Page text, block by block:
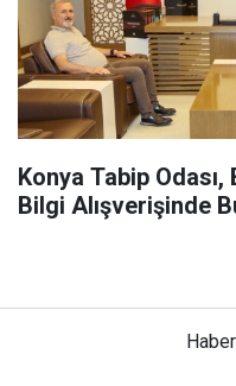
Konya Tabip Odası, Başkan Pekyatırmacı’yla
Bilgi Alışverişinde